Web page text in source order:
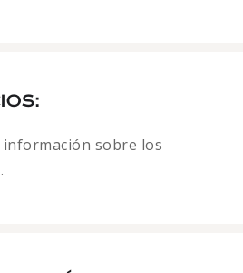
información sobre los